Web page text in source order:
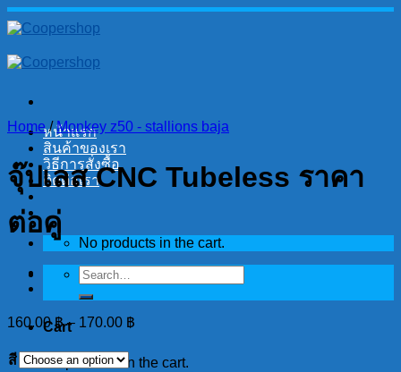
Skip
to
หน้าแรก
สินค้าของเรา
วิธีการสั่งซื้อ
ติดต่อเรา
No products in the cart.
Search
for:
Cart
No products in the cart.
Home / Monkey z50 - stallions baja
จุ๊ปเลส CNC Tubeless ราคา
ต่อคู่
160.00฿– 170.00 ฿
สี